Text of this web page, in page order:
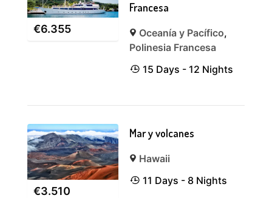
€6.355
Francesa
Oceanía y Pacífico,
Polinesia Francesa
15 Days - 12 Nights
€3.510
Mar y volcanes
Hawaii
11 Days - 8 Nights